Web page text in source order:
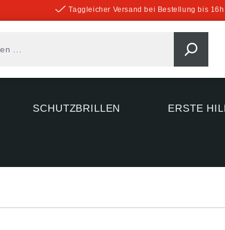
Taggleicher Versand bei Bestellung bis 16h
SCHUTZBRILLEN ERSTE